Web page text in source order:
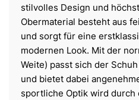
stilvolles Design und
Obermaterial besteht aus
und sorgt für eine
modernen Look. Mit der
Weite) passt sich der
und bietet dabei
sportliche Optik wird durch